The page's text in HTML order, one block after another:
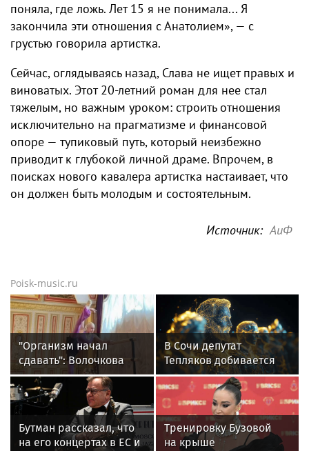
поняла, где ложь. Лет 15 я не понимала... Я
закончила эти отношения с Анатолием», — с
грустью говорила артистка.
Сейчас, оглядываясь назад, Слава не ищет правых и
виноватых. Этот 20-летний роман для нее стал
тяжелым, но важным уроком: строить отношения
исключительно на прагматизме и финансовой
опоре — тупиковый путь, который неизбежно
приводит к глубокой личной драме. Впрочем, в
поисках нового кавалера артистка настаивает, что
он должен быть молодым и состоятельным.
Источник: АиФ
Poisk-music.ru
"Организм начал
сдавать": Волочкова
раскрыла причину
отсутствия фотографий
со шпагатами
В Сочи депутат
Тепляков добивается
изменений в Генплан
для нового детсада
Бутман рассказал, что
на его концертах в ЕС и
Тренировку Бузовой
на крыше